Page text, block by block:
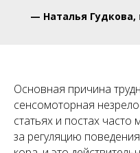
— Наталья Гудкова,
Основная причина
сенсомоторная
статьях и постах
за регуляцию